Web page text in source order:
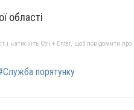
області
і натисніть Ctrl + Enter, щоб повідомити про
порятунку